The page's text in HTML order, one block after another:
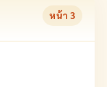
หน้า 3